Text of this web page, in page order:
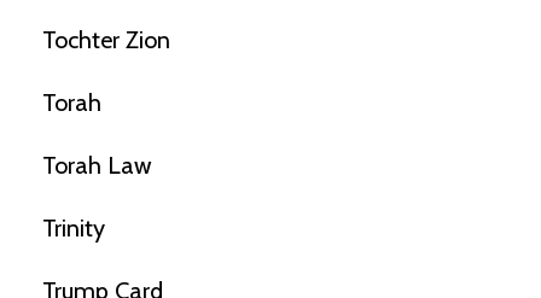
Tochter Zion
Torah
Torah Law
Trinity
Trump Card